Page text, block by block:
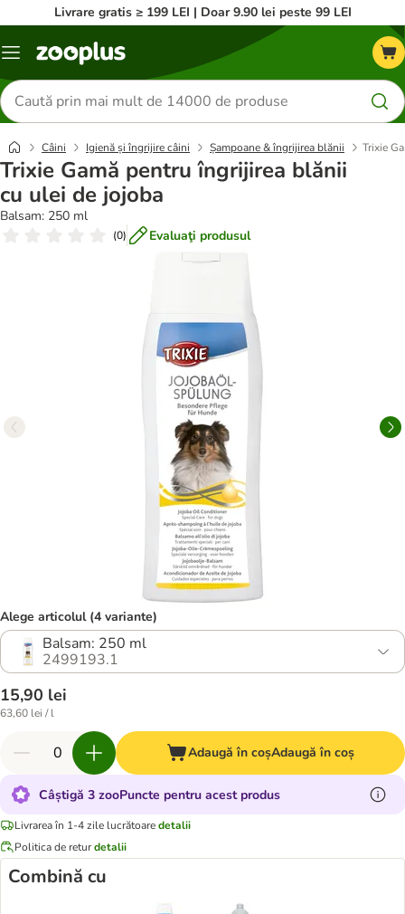
Livrare gratis ≥ 199 LEI | Doar 9.90 lei peste 99 LEI
Categorii
Căutare
produse
Câini Igienă și îngrijire câini Șampoane & îngrijirea blănii Trixie
Trixie Gamă pentru îngrijirea blănii
cu ulei de jojoba
Balsam: 250 ml
(0) Evaluaţi produsul
Alege articolul (4 variante)
Balsam: 250 ml
2499193.1
15,90 lei
63,60 lei / l
Adaugă în coșAdaugă în coș
Câștigă 3 zooPuncte pentru acest produs
Livrarea în 1-4 zile lucrătoaredetalii
Politica de returdetalii
Combină cu